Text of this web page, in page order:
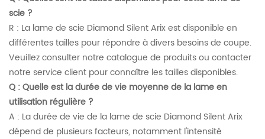
scie ?
R : La lame de scie Diamond Silent Arix est disponible en
différentes tailles pour répondre à divers besoins de coupe.
Veuillez consulter notre catalogue de produits ou contacter
notre service client pour connaître les tailles disponibles.
Q : Quelle est la durée de vie moyenne de la lame en
utilisation régulière ?
A : La durée de vie de la lame de scie Diamond Silent Arix
dépend de plusieurs facteurs, notamment l'intensité